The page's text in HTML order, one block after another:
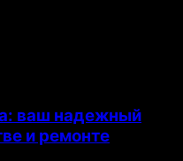
ваш надежный
и ремонте